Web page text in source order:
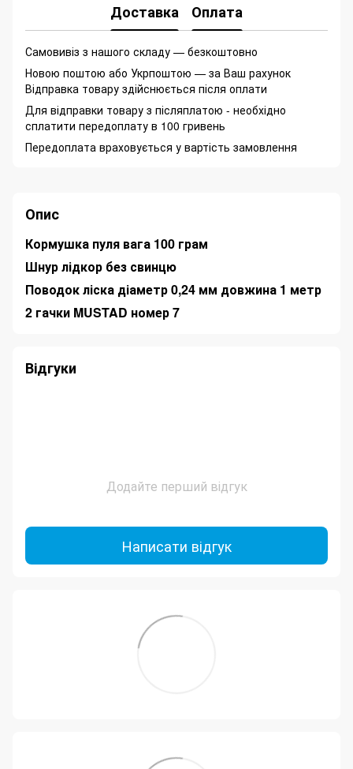
Доставка Оплата
Самовивіз з нашого складу — безкоштовно
Новою поштою або Укрпоштою — за Ваш рахунок
Відправка товару здійснюється після оплати
Для відправки товару з післяплатою - необхідно
сплатити передоплату в 100 гривень
Передоплата враховується у вартість замовлення
Опис
Кормушка пуля вага 100 грам
Шнур лідкор без свинцю
Поводок ліска діаметр 0,24 мм довжина 1 метр
2 гачки MUSTAD номер 7
Відгуки
Додайте перший відгук
Написати відгук